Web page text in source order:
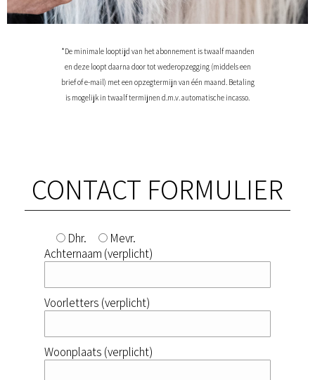
*De minimale looptijd van het abonnement is twaalf maanden
en deze loopt daarna door tot wederopzegging (middels een
brief of e-mail) met een opzegtermijn van één maand. Betaling
is mogelijk in twaalf termijnen d.m.v. automatische incasso.
CONTACT FORMULIER
Dhr.
Mevr.
Achternaam (verplicht)
Voorletters (verplicht)
Woonplaats (verplicht)